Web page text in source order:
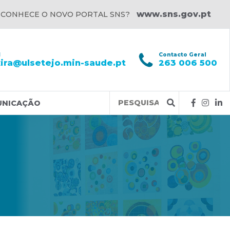
O NOVO PORTAL SNS? www.sns.gov.pt
saude.pt
Contacto Geral
263 006 500
Query